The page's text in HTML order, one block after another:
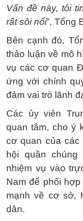
Vấn đề này, tôi
rất sôi nổi”, Tổng
Bên cạnh đó,
thảo luận về mô
vụ các cơ quan
ứng với chính
đảm vai trò lãnh
Các ủy viên
quan tâm, cho ý
cơ quan của
hội quần
nhiệm vụ vào
Nam để phối
mạnh về cơ sở,
dân.